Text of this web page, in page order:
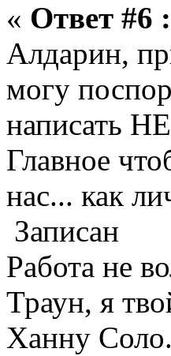
« Ответ #6 :
Алдарин,
могу
написать
Главное
нас... как
Записан
Работа не
Траун, я
Ханну Соло.